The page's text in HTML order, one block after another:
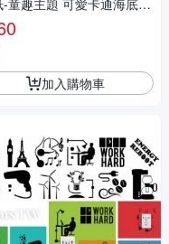
-童趣主題 可愛卡通海底世
款 兒童房布置 DIY可移式
無痕壁貼 牆貼
加入購物車